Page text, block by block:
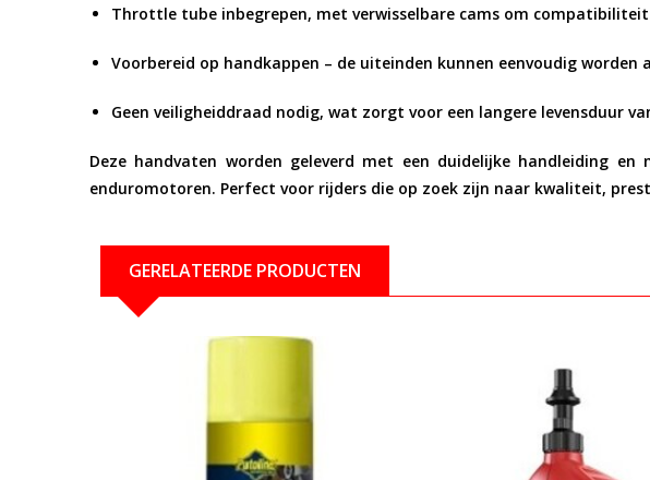
Throttle tube inbegrepen, met verwisselbare cams om
Voorbereid op handkappen – de uiteinden kunnen eenvoudig worden
Geen veiligheiddraad nodig, wat zorgt voor een langere levensduur
Deze handvaten worden geleverd met een duidelijke handleiding
enduromotoren. Perfect voor rijders die op zoek zijn naar kwaliteit,
GERELATEERDE PRODUCTEN